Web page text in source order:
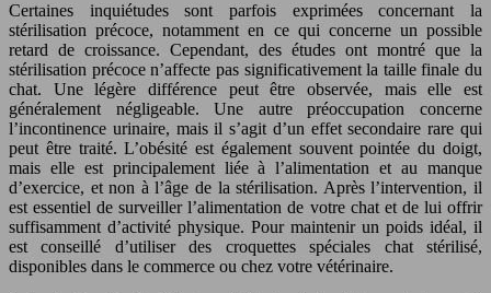
Certaines inquiétudes sont parfois exprimées concernant la
stérilisation précoce, notamment en ce qui concerne un possible
retard de croissance. Cependant, des études ont montré que la
stérilisation précoce n’affecte pas significativement la taille finale du
chat. Une légère différence peut être observée, mais elle est
généralement négligeable. Une autre préoccupation concerne
l’incontinence urinaire, mais il s’agit d’un effet secondaire rare qui
peut être traité. L’obésité est également souvent pointée du doigt,
mais elle est principalement liée à l’alimentation et au manque
d’exercice, et non à l’âge de la stérilisation. Après l’intervention, il
est essentiel de surveiller l’alimentation de votre chat et de lui offrir
suffisamment d’activité physique. Pour maintenir un poids idéal, il
est conseillé d’utiliser des croquettes spéciales chat stérilisé,
disponibles dans le commerce ou chez votre vétérinaire.